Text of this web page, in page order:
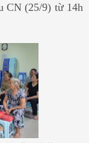
CN (25/9) từ 14h